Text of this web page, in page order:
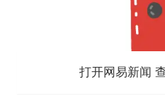
打开网易新闻